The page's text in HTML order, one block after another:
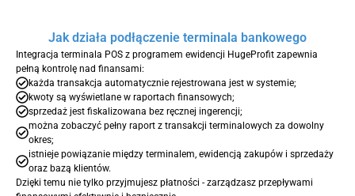
Jak działa podłączenie terminala bankowego
Integracja terminala POS z programem ewidencji HugeProfit zapewnia
pełną kontrolę nad finansami:
każda transakcja automatycznie rejestrowana jest w systemie;
kwoty są wyświetlane w raportach finansowych;
sprzedaż jest fiskalizowana bez ręcznej ingerencji;
można zobaczyć pełny raport z transakcji terminalowych za dowolny
okres;
istnieje powiązanie między terminalem, ewidencją zakupów i sprzedaży
oraz bazą klientów.
Dzięki temu nie tylko przyjmujesz płatności - zarządzasz przepływami